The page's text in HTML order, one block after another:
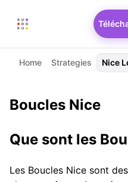
Home Strategies Nice
Boucles Nice
Que sont les
Les Boucles Nice sont